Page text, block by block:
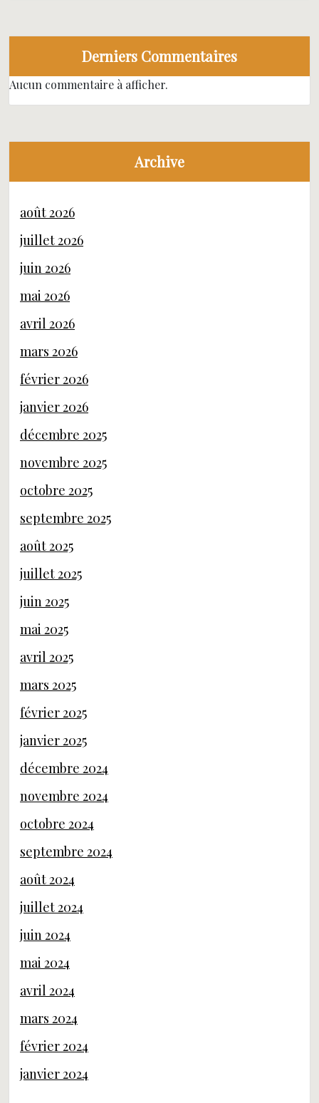
Derniers Commentaires
Aucun commentaire à afficher.
Archive
août 2026
juillet 2026
juin 2026
mai 2026
avril 2026
mars 2026
février 2026
janvier 2026
décembre 2025
novembre 2025
octobre 2025
septembre 2025
août 2025
juillet 2025
juin 2025
mai 2025
avril 2025
mars 2025
février 2025
janvier 2025
décembre 2024
novembre 2024
octobre 2024
septembre 2024
août 2024
juillet 2024
juin 2024
mai 2024
avril 2024
mars 2024
février 2024
janvier 2024